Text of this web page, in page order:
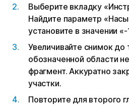
Выберите вкладку
Найдите параметр
установите в значении «-
Увеличивайте снимок до
обозначенной области
фрагмент. Аккуратно
участки.
Повторите для второго